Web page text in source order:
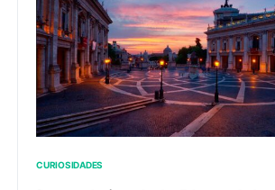
CURIOSIDADES